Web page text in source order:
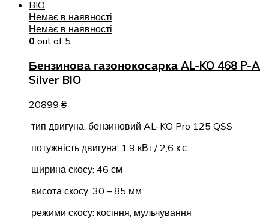
Немає в наявності
Немає в наявності
0 out of 5
Бензинова газонокосарка AL-KO 468 P-A
Silver BIO
20899 ₴
тип двигуна: бензиновий AL-KO Pro 125 QSS
потужність двигуна: 1,9 кВт / 2,6 к.с.
ширина скосу: 46 см
висота скосу: 30 – 85 мм
режими скосу: косіння, мульчування